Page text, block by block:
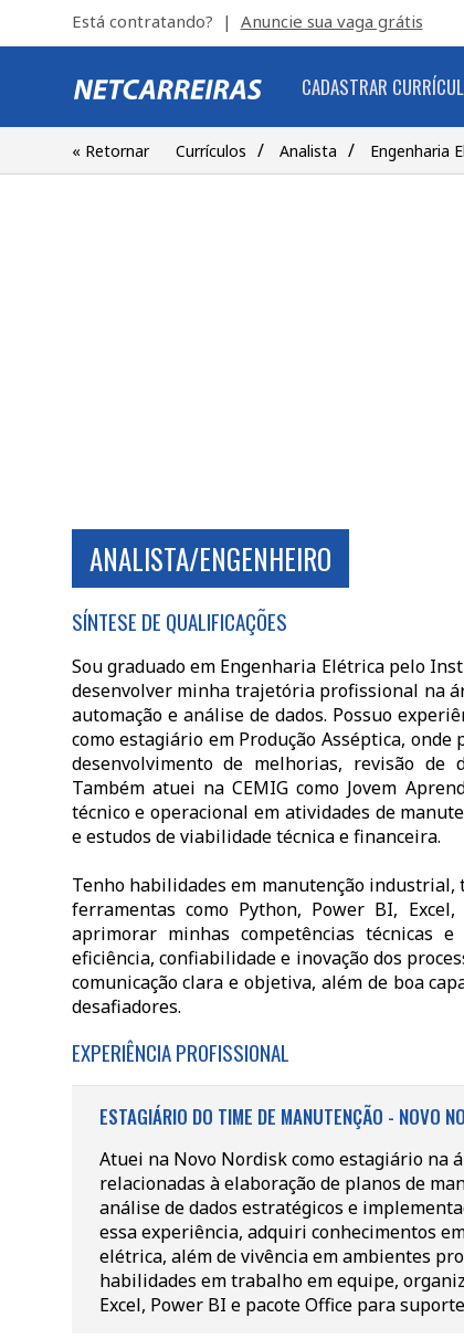
Está contratando? | Anuncie sua vaga grátis
CADASTRAR
« Retornar Currículos / Analista / Engenharia
ANALISTA/ENGENHEIRO
SÍNTESE DE QUALIFICAÇÕES
Sou graduado em Engenharia Elétrica pelo
desenvolver minha trajetória profissional na
automação e análise de dados. Possuo
como estagiário em Produção Asséptica,
desenvolvimento de melhorias, revisão de
Também atuei na CEMIG como Jovem
técnico e operacional em atividades de
e estudos de viabilidade técnica e financeira.
Tenho habilidades em manutenção
ferramentas como Python, Power BI,
aprimorar minhas competências técnicas
eficiência, confiabilidade e inovação dos
comunicação clara e objetiva, além de boa
desafiadores.
EXPERIÊNCIA PROFISSIONAL
ESTAGIÁRIO DO TIME DE MANUTENÇÃO -
Atuei na Novo Nordisk como estagiário na
relacionadas à elaboração de planos de
análise de dados estratégicos e
essa experiência, adquiri conhecimentos
elétrica, além de vivência em ambientes
habilidades em trabalho em equipe,
Excel, Power BI e pacote Office para